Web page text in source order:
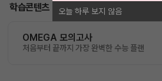
오늘 하루 보지 않음
학습콘텐츠
OMEGA 모의고사
처음부터 끝까지 가장 완벽한 수능 플랜